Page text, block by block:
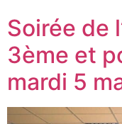
Soirée de
3ème et
mardi 5